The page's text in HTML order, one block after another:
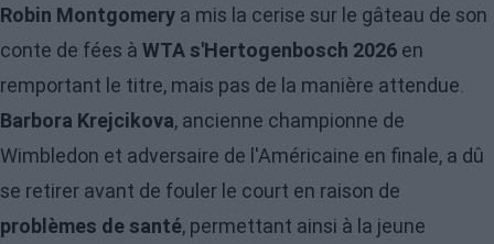
Robin Montgomery a mis la cerise sur le gâteau de son
conte de fées à WTA s'Hertogenbosch 2026 en
remportant le titre, mais pas de la manière attendue.
Barbora Krejcikova, ancienne championne de
Wimbledon et adversaire de l'Américaine en finale, a dû
se retirer avant de fouler le court en raison de
problèmes de santé, permettant ainsi à la jeune